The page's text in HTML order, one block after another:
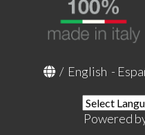
/ English -
Powered